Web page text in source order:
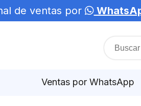
de ventas por
Ventas por WhatsApp